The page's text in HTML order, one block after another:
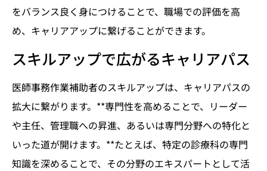
をバランス良く身につけることで、職場での評価を高
め、キャリアアップに繋げることができます。
スキルアップで広がるキャリアパス
医師事務作業補助者のスキルアップは、キャリアパスの
拡大に繋がります。**専門性を高めることで、リーダー
や主任、管理職への昇進、あるいは専門分野への特化と
いった道が開けます。**たとえば、特定の診療科の専門
知識を深めることで、その分野のエキスパートとして活